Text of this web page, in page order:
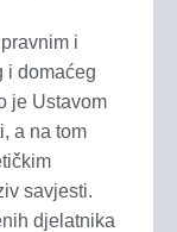
i
i domaćeg
je Ustavom
a na tom
savjesti.
djelatnika